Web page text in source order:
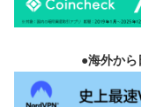
●海外から